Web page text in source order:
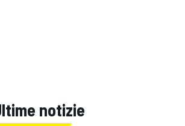
notizie